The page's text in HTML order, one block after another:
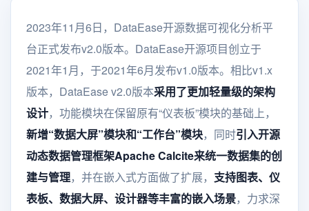
2023年11月6日，DataEase开源数据可视化分析平
台正式发布v2.0版本。DataEase开源项目创立于
2021年1月，于2021年6月发布v1.0版本。相比v1.x
版本，DataEase v2.0版本采用了更加轻量级的架构
设计，功能模块在保留原有“仪表板”模块的基础上，
新增“数据大屏”模块和“工作台”模块，同时引入开源
动态数据管理框架Apache Calcite来统一数据集的创
建与管理，并在嵌入式方面做了扩展， 支持图表、仪
表板、数据大屏、设计器等丰富的嵌入场景，力求深